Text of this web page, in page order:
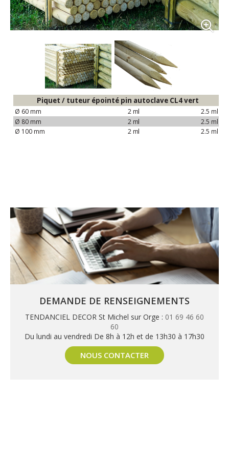
Piquet / tuteur épointé pin autoclave CL4vert
Ø 60 mm 2 ml 2.5 ml
Ø 80 mm 2 ml 2.5 ml
Ø 100 mm 2 ml 2.5 ml
DEMANDE DE RENSEIGNEMENTS
TENDANCIEL DECOR St Michel sur Orge : 01 69 46 60
60
Du lundi au vendredi De 8h à 12h et de 13h30 à 17h30
NOUS CONTACTER